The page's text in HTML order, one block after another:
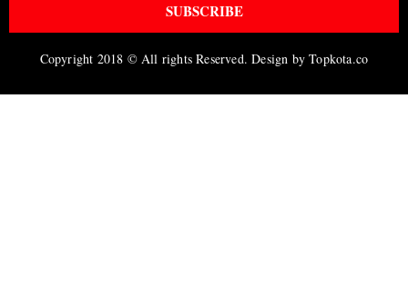
SUBSCRIBE
Copyright 2018 © All rights Reserved. Design by Topkota.co